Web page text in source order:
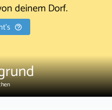
deinem Dorf.